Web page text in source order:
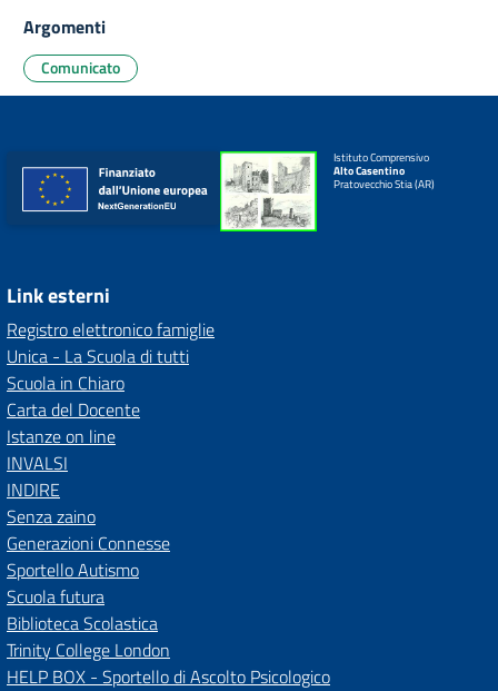
Argomenti
Comunicato
Istituto Comprensivo
Alto Casentino
Pratovecchio Stia (AR)
Link esterni
Registro elettronico famiglie
Unica - La Scuola di tutti
Scuola in Chiaro
Carta del Docente
Istanze on line
INVALSI
INDIRE
Senza zaino
Generazioni Connesse
Sportello Autismo
Scuola futura
Biblioteca Scolastica
Trinity College London
HELP BOX - Sportello di Ascolto Psicologico